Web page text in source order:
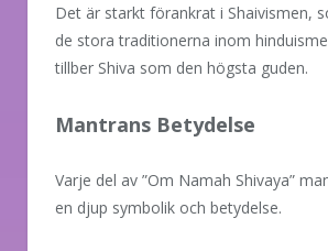
Det är starkt förankrat i Shaivismen,
de stora traditionerna inom
tillber Shiva som den högsta guden.
Mantrans Betydelse
Varje del av ”Om Namah Shivaya”
en djup symbolik och betydelse.